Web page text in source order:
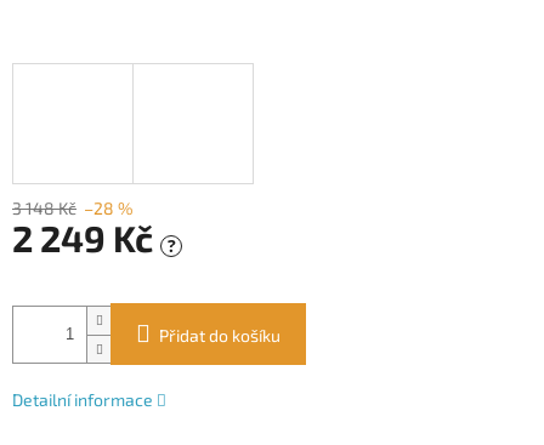
3 148 Kč –28 %
2 249 Kč ?
cena:
Přidat do košíku
Detailní informace